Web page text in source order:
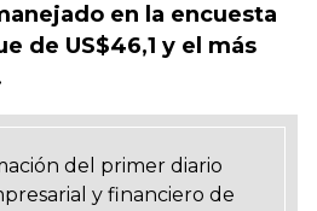
en la encuesta
de US$46,1 y el más
del primer diario
y financiero de